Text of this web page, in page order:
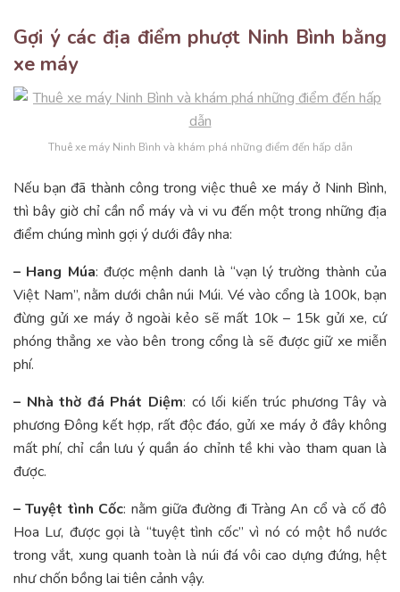
Gợi ý các địa điểm phượt Ninh Bình bằng
xe máy
Thuê xe máy Ninh Bình và khám phá những điểm đến hấp dẫn
Nếu bạn đã thành công trong việc thuê xe máy ở Ninh Bình,
thì bây giờ chỉ cần nổ máy và vi vu đến một trong những địa
điểm chúng mình gợi ý dưới đây nha:
– Hang Múa: được mệnh danh là “vạn lý trường thành của
Việt Nam”, nằm dưới chân núi Múi. Vé vào cổng là 100k, bạn
đừng gửi xe máy ở ngoài kẻo sẽ mất 10k – 15k gửi xe, cứ
phóng thẳng xe vào bên trong cổng là sẽ được giữ xe miễn
phí.
– Nhà thờ đá Phát Diệm: có lối kiến trúc phương Tây và
phương Đông kết hợp, rất độc đáo, gửi xe máy ở đây không
mất phí, chỉ cần lưu ý quần áo chỉnh tề khi vào tham quan là
được.
– Tuyệt tình Cốc: nằm giữa đường đi Tràng An cổ và cố đô
Hoa Lư, được gọi là “tuyệt tình cốc” vì nó có một hồ nước
trong vắt, xung quanh toàn là núi đá vôi cao dựng đứng, hệt
như chốn bồng lai tiên cảnh vậy.